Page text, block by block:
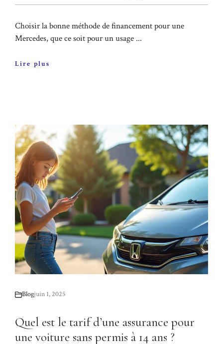
Choisir la bonne méthode de financement pour une
Mercedes, que ce soit pour un usage ...
Lire plus
Blogjuin 1, 2025
Quel est le tarif d’une assurance pour
une voiture sans permis à 14 ans ?